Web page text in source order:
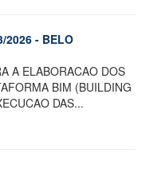
2026 - BELO
A ELABORACAO DOS
BIM (BUILDING
DAS...